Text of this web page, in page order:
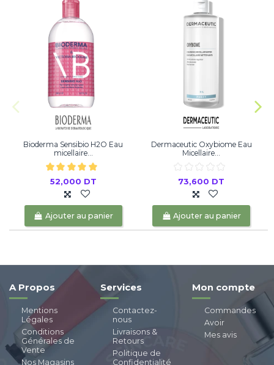
Bioderma Sensibio H2O Eau
micellaire...
52,000 DT
Ajouter au panier
Dermaceutic Oxybiome Eau
Micellaire...
73,600 DT
Ajouter au panier
A Propos
Mentions
Légales
Conditions
Générales de
Vente
Nos Magasins
Services
Contactez-
nous
Livraisons &
Retours
Politique de
Confidentialité
Mon compte
Commandes
Avoir
Mes avis